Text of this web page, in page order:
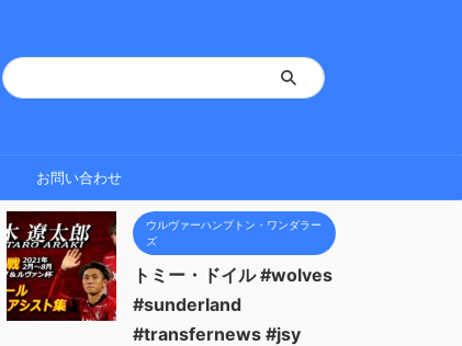
お問い合わせ
ウルヴァーハンプトン・ワンダラー
ズ
トミー・ドイル #wolves
#sunderland
#transfernews #jsy